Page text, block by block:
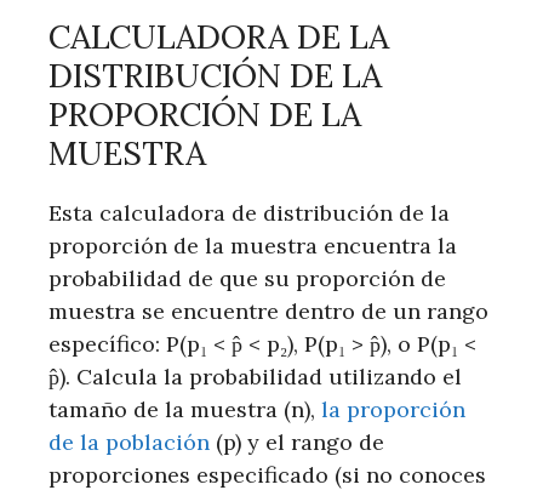
CALCULADORA DE LA
DISTRIBUCIÓN DE LA
PROPORCIÓN DE LA
MUESTRA
Esta calculadora de distribución de la
proporción de la muestra encuentra la
probabilidad de que su proporción de
muestra se encuentre dentro de un rango
específico: P(p₁ < p̂ < p₂), P(p₁ > p̂), o P(p₁ <
p̂). Calcula la probabilidad utilizando el
tamaño de la muestra (n), la proporción
de la población (p) y el rango de
proporciones especificado (si no conoces